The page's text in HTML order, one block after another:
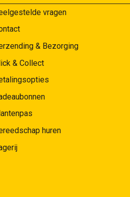
vragen
& Bezorging
& Collect
huren